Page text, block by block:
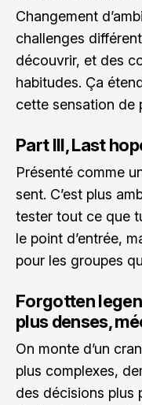
Changement
challenges
découvrir, et des
habitudes. Ça
cette sensation de
Part III, Last
Présenté comme
sent. C’est plus
tester tout ce que
le point d’entrée,
pour les groupes
Forgotten
plus denses,
On monte d’un
plus complexes,
des décisions plus